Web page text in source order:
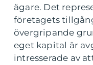
ägare. Det
företagets
övergripande
eget kapital är
intresserade av